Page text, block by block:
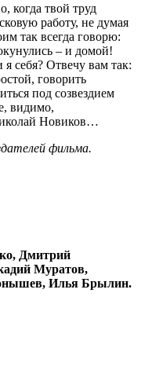
когда твой труд
работу, не думая
так всегда говорю:
– и домой!
себя? Отвечу вам так:
говорить
под созвездием
видимо,
Новиков…
фильма.
Дмитрий
Муратов,
Илья Брылин.